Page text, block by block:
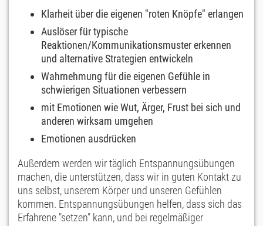
Klarheit über die eigenen "roten Knöpfe" erlangen
Auslöser für typische
Reaktionen/Kommunikationsmuster erkennen
und alternative Strategien entwickeln
Wahrnehmung für die eigenen Gefühle in
schwierigen Situationen verbessern
mit Emotionen wie Wut, Ärger, Frust bei sich und
anderen wirksam umgehen
Emotionen ausdrücken
Außerdem werden wir täglich Entspannungsübungen
machen, die unterstützen, dass wir in guten Kontakt zu
uns selbst, unserem Körper und unseren Gefühlen
kommen. Entspannungsübungen helfen, dass sich das
Erfahrene "setzen" kann, und bei regelmäßiger